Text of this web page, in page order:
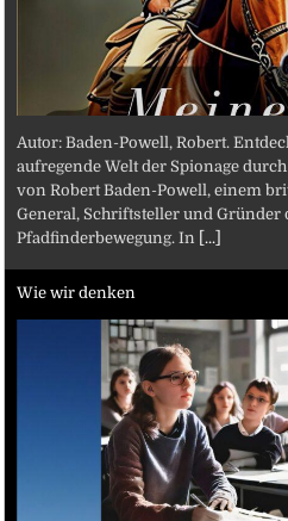
Autor: Baden-Powell, Robert.
aufregende Welt der Spionage
von Robert Baden-Powell, einem
General, Schriftsteller und Gründer
Pfadfinderbewegung. In [...]
Wie wir denken